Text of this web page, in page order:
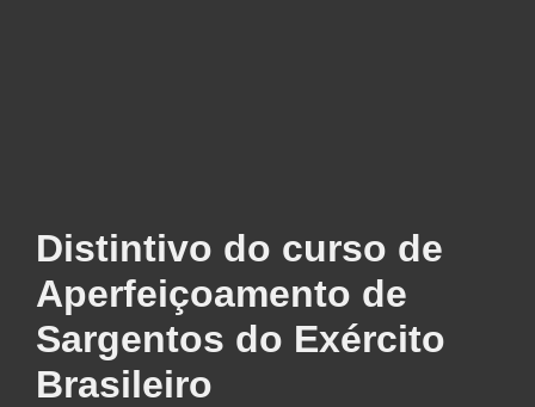
Distintivo do curso de
Aperfeiçoamento de
Sargentos do Exército
Brasileiro